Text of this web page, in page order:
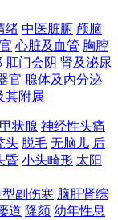
绪 中医脏腑 颅脑
心脏及血管 胸腔
肛门会阴 肾及泌尿
官 腺体及内分泌
其附属
甲状腺 神经性头痛
头 脱毛 无脑儿 后
昏 小头畸形 太阳
型副伤寒 脑肝肾综
道 隆颏 幼年性息